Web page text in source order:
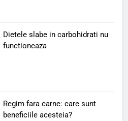
Dietele slabe in carbohidrati nu
functioneaza
Regim fara carne: care sunt
beneficiile acesteia?